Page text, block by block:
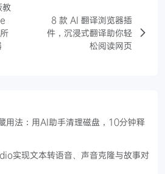
教
8 款 AI 翻译浏览器插
件，沉浸式翻译助你轻
松阅读网页
用法：用AI助手清理磁盘，10分钟释
实现文本转语音、声音克隆与故事对